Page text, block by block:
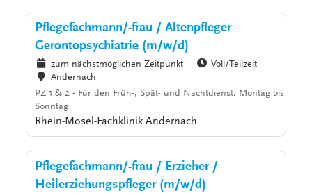
Pflegefachmann/-frau / Altenpfleger
Gerontopsychiatrie (m/w/d)
zum nächstmöglichen Zeitpunkt
Voll/Teilzeit
Andernach
PZ 1 & 2 - Für den Früh-, Spät- und Nachtdienst. Montag bis
Sonntag
Rhein-Mosel-Fachklinik Andernach
Pflegefachmann/-frau / Erzieher /
Heilerziehungspfleger (m/w/d)